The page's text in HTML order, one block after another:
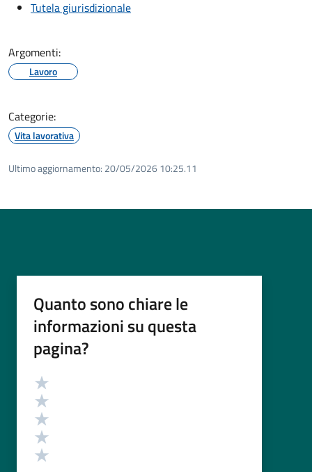
Tutela giurisdizionale
Argomenti:
Lavoro
Categorie:
Vita lavorativa
Ultimo aggiornamento: 20/05/2026 10:25.11
Quanto sono chiare le
informazioni su questa
pagina?
Valutazione